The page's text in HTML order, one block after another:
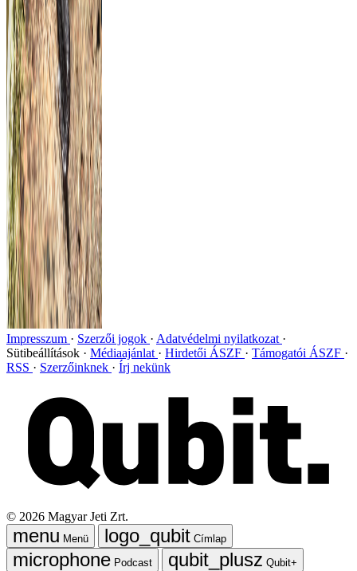
Impresszum Szerzői jogok
Adatvédelmi nyilatkozat
Sütibeállítások
Médiaajánlat Hirdetői ÁSZF
Támogatói ÁSZF
RSS
Szerzőinknek Írj nekünk
© 2026 Magyar Jeti Zrt.
Menü
Címlap
Podcast
Qubit+